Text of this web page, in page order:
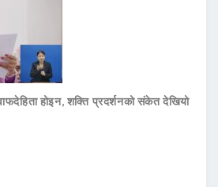
होइन, शक्ति प्रदर्शनको संकेत देखियो